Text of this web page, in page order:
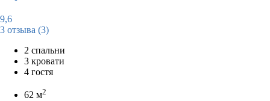
9,6
3 отзыва (3)
2 спальни
3 кровати
4 гостя
62 м2